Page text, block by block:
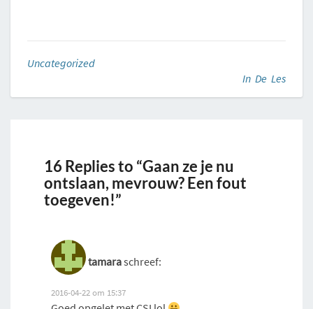
Uncategorized
In De Les
16 Replies to “Gaan ze je nu
ontslaan, mevrouw? Een fout
toegeven!”
tamaraschreef:
2016-04-22 om 15:37